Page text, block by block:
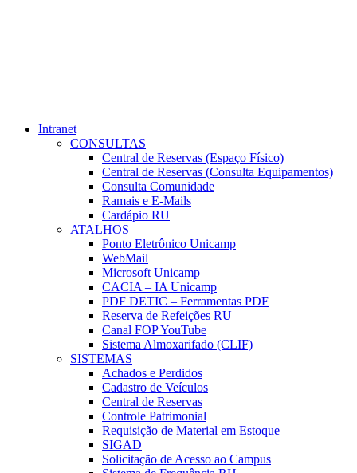
Intranet
CONSULTAS
Central de Reservas (Espaço Físico)
Central de Reservas (Consulta Equipamentos)
Consulta Comunidade
Ramais e E-Mails
Cardápio RU
ATALHOS
Ponto Eletrônico Unicamp
WebMail
Microsoft Unicamp
CACIA – IA Unicamp
PDF DETIC – Ferramentas PDF
Reserva de Refeições RU
Canal FOP YouTube
Sistema Almoxarifado (CLIF)
SISTEMAS
Achados e Perdidos
Cadastro de Veículos
Central de Reservas
Controle Patrimonial
Requisição de Material em Estoque
SIGAD
Solicitação de Acesso ao Campus